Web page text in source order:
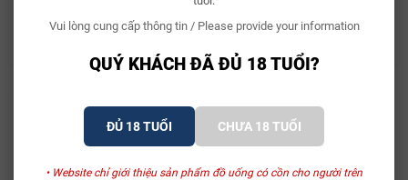
Vui lòng cung cấp thông tin / Please provide your information
QUÝ KHÁCH ĐÃ ĐỦ 18 TUỔI?
ĐỦ 18 TUỔI CHƯA 18 TUỔI
• Website chỉ giới thiệu sản phẩm đồ uống có cồn cho người trên
điểm đến hàng đầu trên bản đồ rượu vang thế giới, nằm...